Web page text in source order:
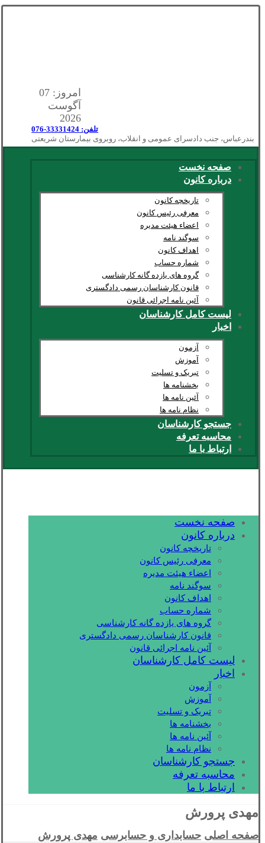
امروز: 07
آگوست
2026
تلفن: 33331424-076
بندرعباس، جنب دادسرای عمومی و انقلاب، روبروی بیمارستان شریعتی
صفحه نخست
درباره کانون
تاریخچه کانون
معرفی رئیس کانون
اعضاء هیئت مدیره
سوگند نامه
اهداف کانون
شماره حساب
گروه های یازده گانه کارشناسی
قانون کارشناسان رسمی دادگستری
آئین نامه اجرائی قانون
لیست کامل کارشناسان
اخبار
آزمون
آموزش
تبریک و تسلیت
بخشنامه ها
آئین نامه ها
نظام نامه ها
جستجو کارشناسان
محاسبه تعرفه
ارتباط با ما
صفحه نخست
درباره کانون
تاریخچه کانون
معرفی رئیس کانون
اعضاء هیئت مدیره
سوگند نامه
اهداف کانون
شماره حساب
گروه های یازده گانه کارشناسی
قانون کارشناسان رسمی دادگستری
آئین نامه اجرائی قانون
لیست کامل کارشناسان
اخبار
آزمون
آموزش
تبریک و تسلیت
بخشنامه ها
آئین نامه ها
نظام نامه ها
جستجو کارشناسان
محاسبه تعرفه
ارتباط با ما
مهدی پرورش
صفحه اصلی حسابداری و حسابرسی مهدی پرورش